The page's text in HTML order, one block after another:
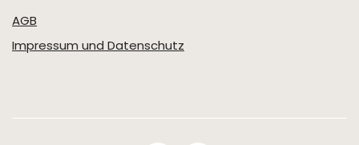
AGB
Impressum und Datenschutz